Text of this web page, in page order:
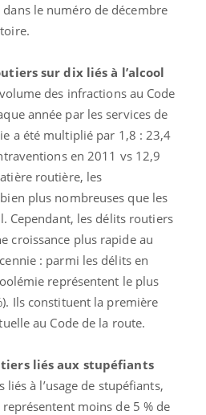
le numéro de décembre
sur dix liés à l’alcool
des infractions au Code
année par les services de
a été multiplié par 1,8 : 23,4
en 2011 vs 12,9
routière, les
plus nombreuses que les
Cependant, les délits routiers
croissance plus rapide au
: parmi les délits en
représentent le plus
Ils constituent la première
au Code de la route.
liés aux stupéfiants
à l’usage de stupéfiants,
moins de 5 % de